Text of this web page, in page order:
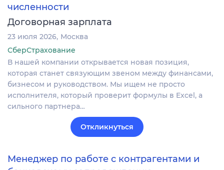
численности
Договорная зарплата
23 июля 2026 Москва
СберСтрахование
В нашей компании открывается новая позиция,
которая станет связующим звеном между финансами,
бизнесом и руководством. Мы ищем не просто
исполнителя, который проверит формулы в Excel, а
сильного партнера…
Откликнуться
Менеджер по работе с контрагентами и